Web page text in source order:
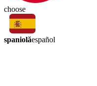
choose
spaniolăespañol